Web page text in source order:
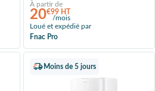
À partir de
20€99 HT
/mois
Loué et expédié par
Fnac Pro
Moins de 5 jours